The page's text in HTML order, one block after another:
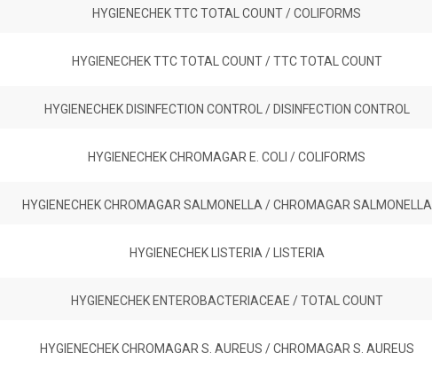
HYGIENECHEK TTC TOTAL COUNT / COLIFORMS
HYGIENECHEK TTC TOTAL COUNT / TTC TOTAL COUNT
HYGIENECHEK DISINFECTION CONTROL / DISINFECTION CONTROL
HYGIENECHEK CHROMAGAR E. COLI / COLIFORMS
HYGIENECHEK CHROMAGAR SALMONELLA / CHROMAGAR SALMONELLA
HYGIENECHEK LISTERIA / LISTERIA
HYGIENECHEK ENTEROBACTERIACEAE / TOTAL COUNT
HYGIENECHEK CHROMAGAR S. AUREUS / CHROMAGAR S. AUREUS